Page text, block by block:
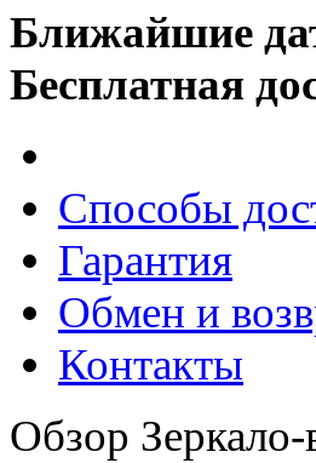
Ближайшие
Бесплатная
Способы
Гарантия
Обмен и
Контакты
Обзор